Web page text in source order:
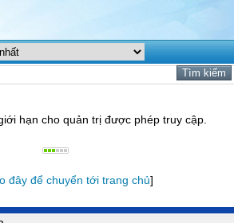
hạn cho quản trị được phép truy cập.
đây để chuyển tới trang chủ]